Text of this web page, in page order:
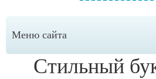
Меню сайта
Стильный